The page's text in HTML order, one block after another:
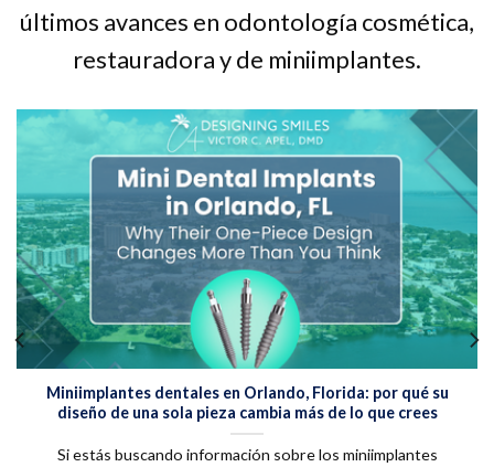
últimos avances en odontología cosmética,
restauradora y de miniimplantes.
Miniimplantes dentales en Orlando, Florida: por qué su
diseño de una sola pieza cambia más de lo que crees
Si estás buscando información sobre los miniimplantes